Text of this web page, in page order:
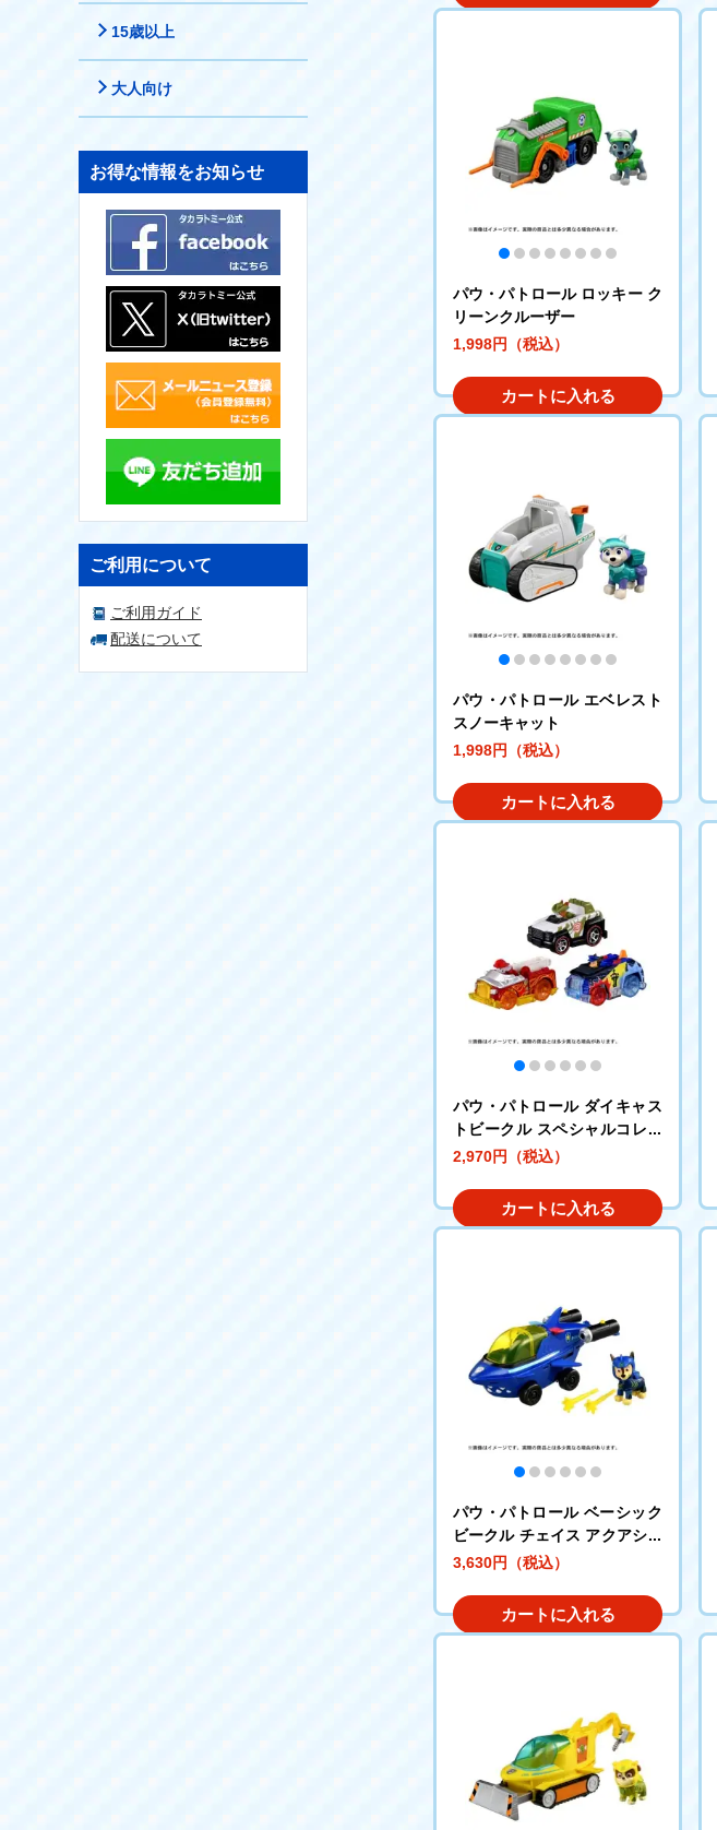
パウ・パトロール ロッキー ク
リーンクルーザー
1,998円（税込）
カートに入れる
パウ・パトロール エベレスト
スノーキャット
1,998円（税込）
カートに入れる
パウ・パトロール ダイキャス
トビークル スペシャルコレク
ション チェイス/マーシャル/
2,970円（税込）
カートに入れる
パウ・パトロール ベーシック
ビークル チェイス アクアシャ
ーク
3,630円（税込）
カートに入れる
15歳以上
大人向け
お得な情報をお知らせ
ご利用について
ご利用ガイド
配送について